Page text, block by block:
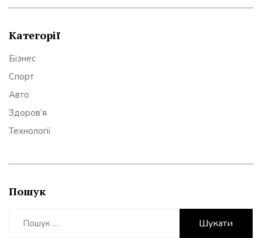
Категорії
Бізнес
Спорт
Авто
Здоров’я
Технології
Пошук